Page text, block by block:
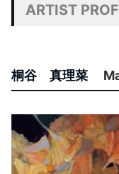
ARTIST
桐谷 真理菜